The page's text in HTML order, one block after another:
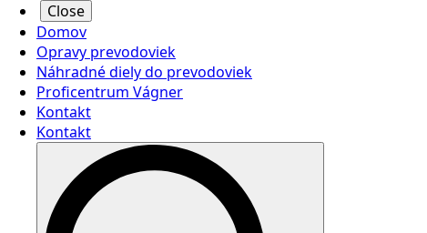
Close
Domov
Opravy prevodoviek
Náhradné diely do prevodoviek
Proficentrum Vágner
Kontakt
Kontakt